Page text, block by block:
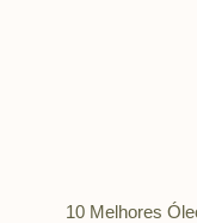
10 Melhores